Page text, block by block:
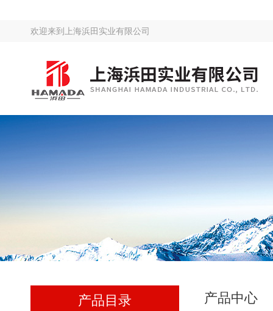
欢迎来到 上海浜田实业有限公司
产品目录 产品中心